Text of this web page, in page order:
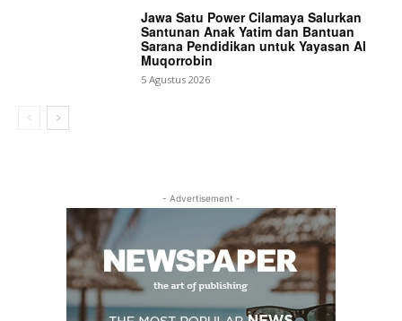
Jawa Satu Power Cilamaya Salurkan
Santunan Anak Yatim dan Bantuan
Sarana Pendidikan untuk Yayasan Al
Muqorrobin
5 Agustus 2026
- Advertisement -